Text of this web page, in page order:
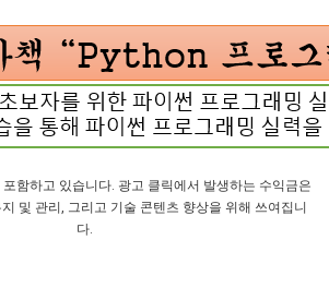
함하고 있습니다. 광고 클릭에서 발생하는 수익금은
및 관리, 그리고 기술 콘텐츠 향상을 위해 쓰여집니
다.